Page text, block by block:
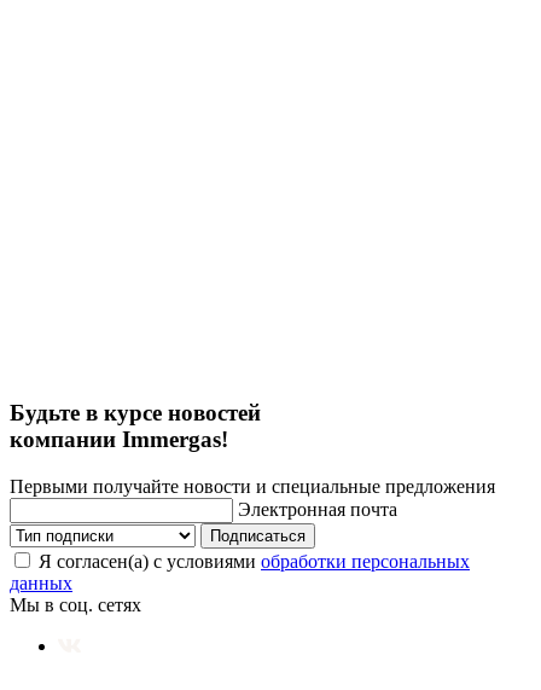
Будьте в курсе новостей
компании Immergas!
Первыми получайте новости и специальные предложения
Электронная почта
Подписаться
Я согласен(а) с условиями обработки персональных
данных
Мы в соц. сетях